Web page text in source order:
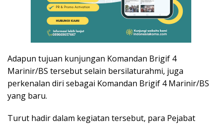
Adapun tujuan kunjungan Komandan Brigif 4
Marinir/BS tersebut selain bersilaturahmi, juga
perkenalan diri sebagai Komandan Brigif 4 Marinir/BS
yang baru.
Turut hadir dalam kegiatan tersebut, para Pejabat